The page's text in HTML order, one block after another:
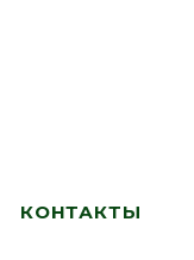
КОНТАКТЫ